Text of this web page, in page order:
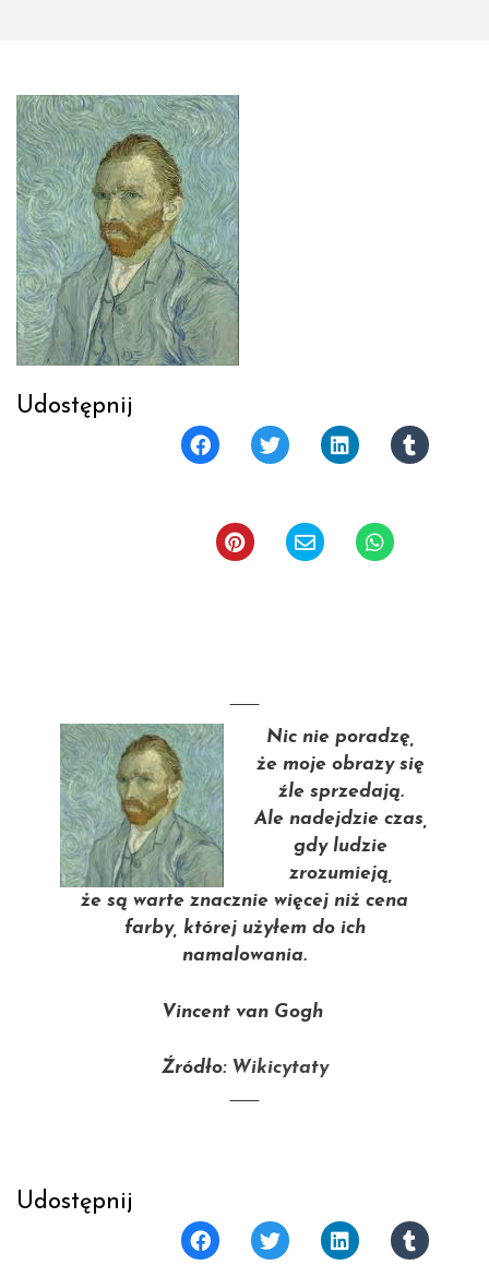
Udostępnij
Nic nie poradzę,
że moje obrazy się
źle sprzedają.
Ale nadejdzie czas,
gdy ludzie
zrozumieją,
że są warte znacznie więcej niż cena
farby, której użyłem do ich
namalowania.
Vincent van Gogh
Źródło: Wikicytaty
Udostępnij